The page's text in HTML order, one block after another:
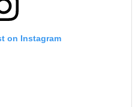
on Instagram